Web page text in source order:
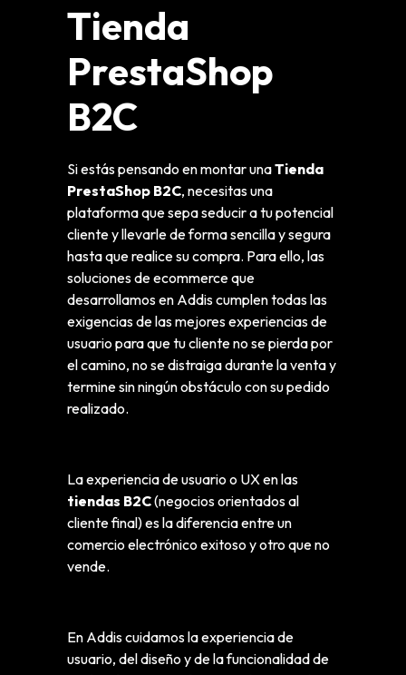
Tienda
PrestaShop
B2C
Si estás pensando en montar unaTienda
PrestaShop B2C, necesitas una
plataforma que sepa seducir a tu potencial
cliente y llevarle de forma sencilla y segura
hasta que realice su compra. Para ello, las
soluciones de ecommerce que
desarrollamos en Addis cumplen todas las
exigencias de las mejores experiencias de
usuario para que tu cliente no se pierda por
el camino, no se distraiga durante la venta y
termine sin ningún obstáculo con su pedido
realizado.
La experiencia de usuario o UX en las
tiendas B2C(negocios orientados al
cliente final) es la diferencia entre un
comercio electrónico exitoso y otro que no
vende.
En Addis cuidamos la experiencia de
usuario, del diseño y de la funcionalidad de